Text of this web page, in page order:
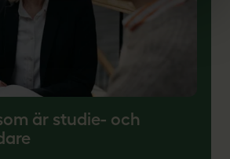
är studie- och